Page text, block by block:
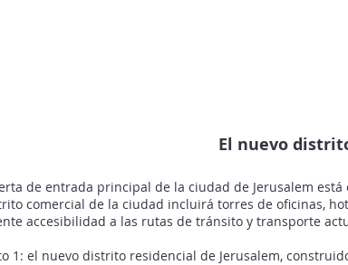
El nuevo
de entrada principal de la ciudad de Jerusalem
comercial de la ciudad incluirá torres de oficinas,
accesibilidad a las rutas de tránsito y transporte
1: el nuevo distrito residencial de Jerusalem,